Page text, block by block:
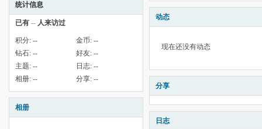
统计信息
已有 -- 人来访过
积分: -- 金币: --
钻石: -- 好友: --
主题: -- 日志: --
相册: -- 分享: --
相册
动态
现在还没有动态
分享
日志